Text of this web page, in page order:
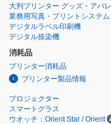
大判プリンター グッズ・アパ
業務用写真・プリントシステム
デジタルラベル印刷機
デジタル捺染機
消耗品
プリンター消耗品
プリンター製品情報
プロジェクター
スマートグラス
ウオッチ：Orient Star / Orient